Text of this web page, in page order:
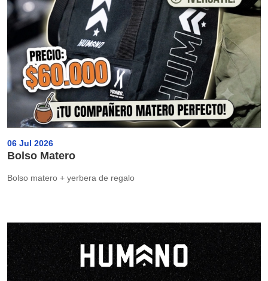
06 Jul 2026
Bolso Matero
Bolso matero + yerbera de regalo